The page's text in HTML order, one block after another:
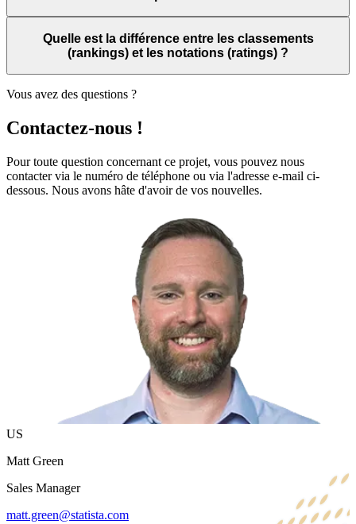
Quelle est la différence entre les classements
(rankings) et les notations (ratings) ?
Vous avez des questions ?
Contactez-nous !
Pour toute question concernant ce projet, vous pouvez nous
contacter via le numéro de téléphone ou via l'adresse e-mail ci-
dessous. Nous avons hâte d'avoir de vos nouvelles.
US
Matt Green
Sales Manager
matt.green@statista.com